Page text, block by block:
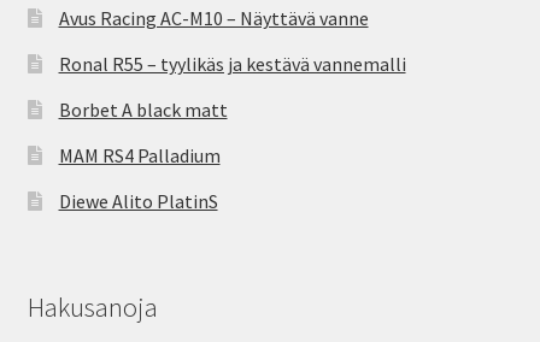
Avus Racing AC-M10 – Näyttävä vanne
Ronal R55 – tyylikäs ja kestävä vannemalli
Borbet A black matt
MAM RS4 Palladium
Diewe Alito PlatinS
Hakusanoja